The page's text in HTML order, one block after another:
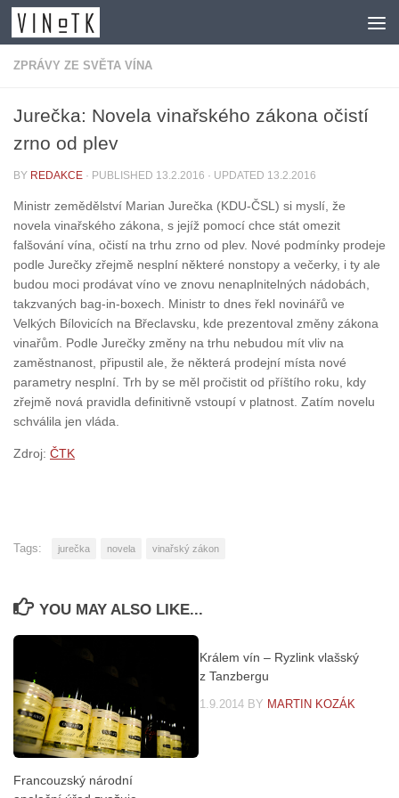
Skip to content
ZPRÁVY ZE SVĚTA VÍNA
Jurečka: Novela vinařského zákona očistí
zrno od plev
BY REDAKCE · PUBLISHED 13.2.2016 · UPDATED 13.2.2016
Ministr zemědělství Marian Jurečka (KDU-ČSL) si myslí, že
novela vinařského zákona, s jejíž pomocí chce stát omezit
falšování vína, očistí na trhu zrno od plev. Nové podmínky prodeje
podle Jurečky zřejmě nesplní některé nonstopy a večerky, i ty ale
budou moci prodávat víno ve znovu nenaplnitelných nádobách,
takzvaných bag-in-boxech. Ministr to dnes řekl novinářů ve
Velkých Bílovicích na Břeclavsku, kde prezentoval změny zákona
vinařům. Podle Jurečky změny na trhu nebudou mít vliv na
zaměstnanost, připustil ale, že některá prodejní místa nové
parametry nesplní. Trh by se měl pročistit od příštího roku, kdy
zřejmě nová pravidla definitivně vstoupí v platnost. Zatím novelu
schválila jen vláda.
Zdroj: ČTK
Tags: jurečka novela vinařský zákon
YOU MAY ALSO LIKE...
Francouzský národní
Králem vín – Ryzlink vlašský
z Tanzbergu
1.9.2014 BY MARTIN KOZÁK